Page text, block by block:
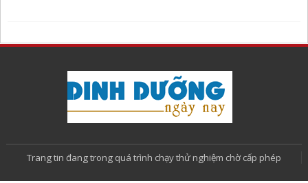
Trang tin đang trong quá trình chạy thử nghiệm chờ cấp phép